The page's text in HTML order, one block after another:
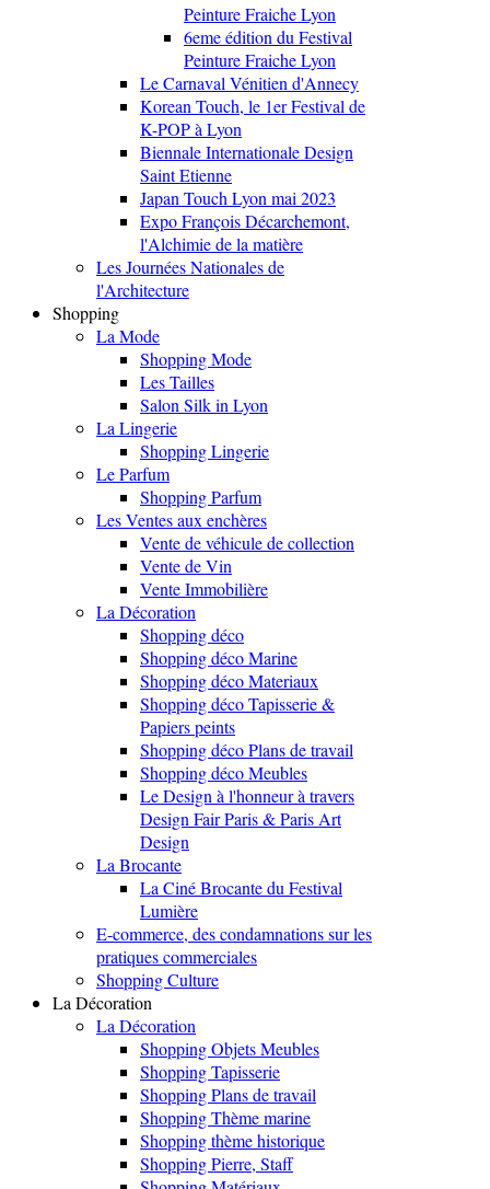
Peinture Fraiche Lyon
6eme édition du Festival
Peinture Fraiche Lyon
Le Carnaval Vénitien d'Annecy
Korean Touch, le 1er Festival de
K-POP à Lyon
Biennale Internationale Design
Saint Etienne
Japan Touch Lyon mai 2023
Expo François Décarchemont,
l'Alchimie de la matière
Les Journées Nationales de
l'Architecture
Shopping
La Mode
Shopping Mode
Les Tailles
Salon Silk in Lyon
La Lingerie
Shopping Lingerie
Le Parfum
Shopping Parfum
Les Ventes aux enchères
Vente de véhicule de collection
Vente de Vin
Vente Immobilière
La Décoration
Shopping déco
Shopping déco Marine
Shopping déco Materiaux
Shopping déco Tapisserie &
Papiers peints
Shopping déco Plans de travail
Shopping déco Meubles
Le Design à l'honneur à travers
Design Fair Paris & Paris Art
Design
La Brocante
La Ciné Brocante du Festival
Lumière
E-commerce, des condamnations sur les
pratiques commerciales
Shopping Culture
La Décoration
La Décoration
Shopping Objets Meubles
Shopping Tapisserie
Shopping Plans de travail
Shopping Thème marine
Shopping thème historique
Shopping Pierre, Staff